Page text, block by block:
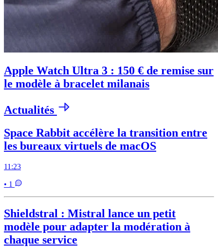
Apple Watch Ultra 3 : 150 € de remise sur
le modèle à bracelet milanais
Actualités
Space Rabbit accélère la transition entre
les bureaux virtuels de macOS
11:23
• 1
Shieldstral : Mistral lance un petit
modèle pour adapter la modération à
chaque service